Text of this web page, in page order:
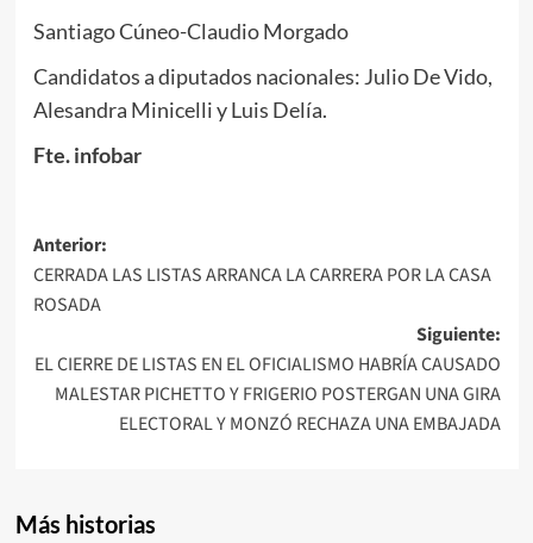
Santiago Cúneo-Claudio Morgado
Candidatos a diputados nacionales: Julio De Vido,
Alesandra Minicelli y Luis Delía.
Fte. infobar
Navegación
de
Anterior:
CERRADA LAS LISTAS ARRANCA LA CARRERA POR LA CASA
ROSADA
Siguiente:
EL CIERRE DE LISTAS EN EL OFICIALISMO HABRÍA CAUSADO
MALESTAR PICHETTO Y FRIGERIO POSTERGAN UNA GIRA
ELECTORAL Y MONZÓ RECHAZA UNA EMBAJADA
Más historias